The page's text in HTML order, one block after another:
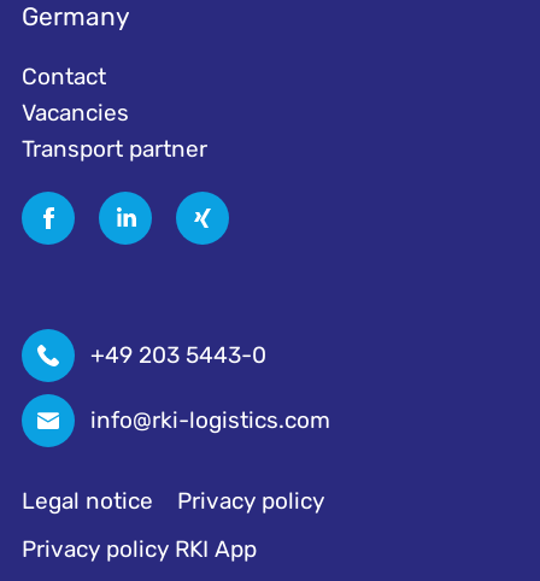
Germany
Contact
Vacancies
Transport partner
+49 203 5443-0
info@rki-logistics.com
Legal notice
Privacy policy
Privacy policy RKI App